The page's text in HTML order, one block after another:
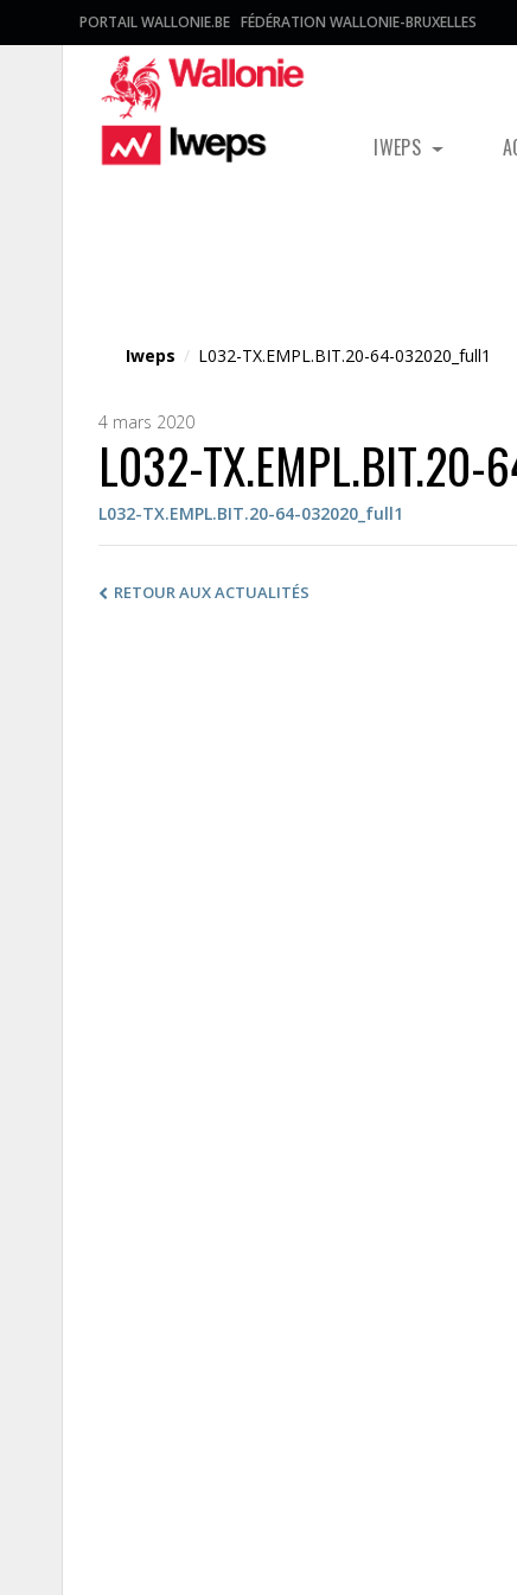
PORTAIL WALLONIE.BE FÉDÉRATION WALLONIE-BRUXELLES
IWEPS
Iweps / L032-TX.EMPL.BIT.20-64-032020_full1
4 mars 2020
L032-
L032-TX.EMPL.BIT.20-64-032020_full1
RETOUR AUX ACTUALITÉS